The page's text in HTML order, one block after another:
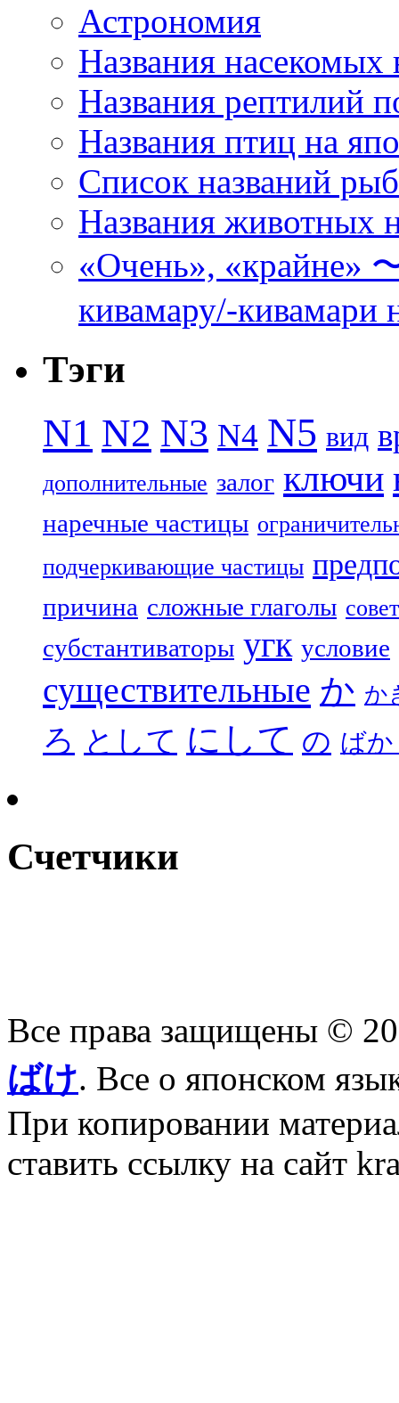
Астрономия
Названия насекомых
Названия рептилий
Названия птиц на
Список названий
Названия животных
«Очень», «крайне»
кивамару/-кивамари
Тэги
N1 N2 N3 N4 N5 вид
дополнительные залог ключи
наречные частицы
подчеркивающие частицы
причина сложные глаголы совет
субстантиваторы угк условие
существительные か か
ろ として にして の ば
Счетчики
Все права защищены ©
ばけ. Все о японском
При копировании
ставить ссылку на сайт